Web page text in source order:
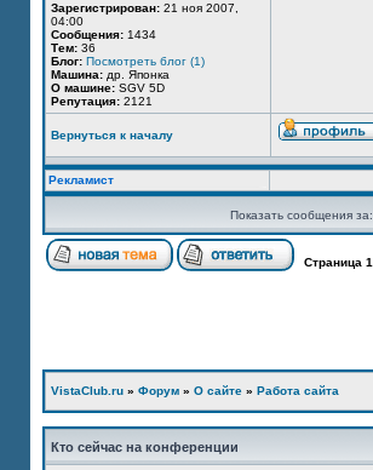
Зарегистрирован: 21 ноя 2007,
04:00
Сообщения: 1434
Тем: 36
Блог: Посмотреть блог (1)
Машина: др. Японка
О машине: SGV 5D
Репутация: 2121
Вернуться к началу
Рекламист
Показать сообщения за:
Страница 1
VistaClub.ru » Форум » О сайте » Работа сайта
Кто сейчас на конференции